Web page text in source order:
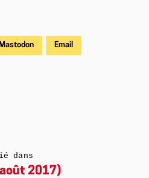
Mastodon Email
dans
2017)